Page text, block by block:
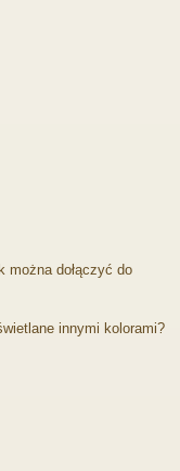
można dołączyć do
innymi kolorami?